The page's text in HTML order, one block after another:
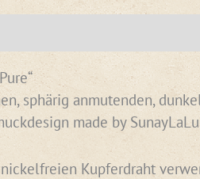
sphärig anmutenden,
made by
Kupferdraht